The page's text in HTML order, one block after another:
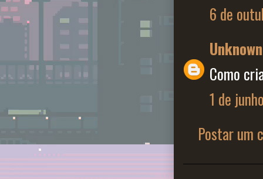
6 de
Unknown
Como
1 de
Postar um